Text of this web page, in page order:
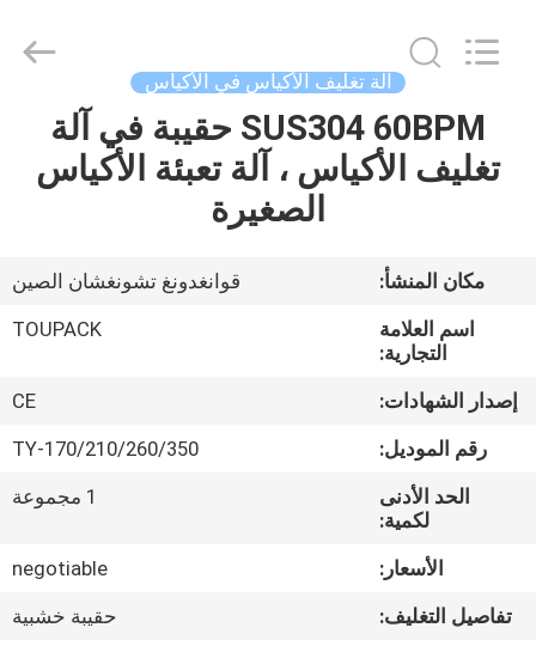
بيت
معلومات
جولة
المصنع
الجودة
EQUIPMENT
آلة تغليف الأكياس في الأكياس
SUS304 60BPM حقيبة في آلة
تغليف الأكياس ، آلة تعبئة الأكياس
الصغيرة
مكان المنشأ:
قوانغدونغ تشونغشان الصين
اسم العلامة
التجارية:
TOUPACK
إصدار الشهادات:
CE
رقم الموديل:
TY-170/210/260/350
الحد الأدنى
لكمية:
1 مجموعة
الأسعار:
negotiable
تفاصيل التغليف:
حقيبة خشبية